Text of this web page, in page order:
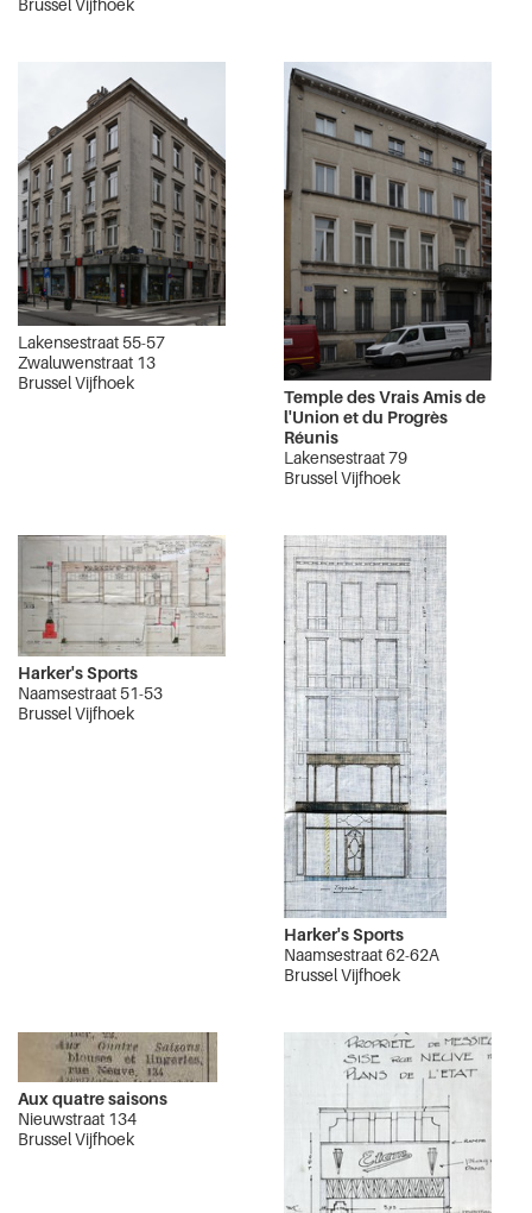
Brussel Vijfhoek
Lakensestraat 55-57
Zwaluwenstraat 13
Brussel Vijfhoek
Temple des Vrais Amis de
l'Union et du Progrès
Réunis
Lakensestraat 79
Brussel Vijfhoek
Harker's Sports
Naamsestraat 51-53
Brussel Vijfhoek
Harker's Sports
Naamsestraat 62-62A
Brussel Vijfhoek
Aux quatre saisons
Nieuwstraat 134
Brussel Vijfhoek